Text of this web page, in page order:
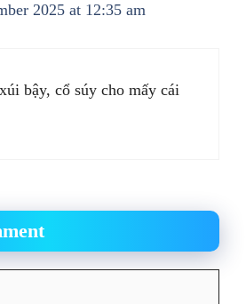
2025 at 12:35 am
bậy, cổ súy cho mấy cái